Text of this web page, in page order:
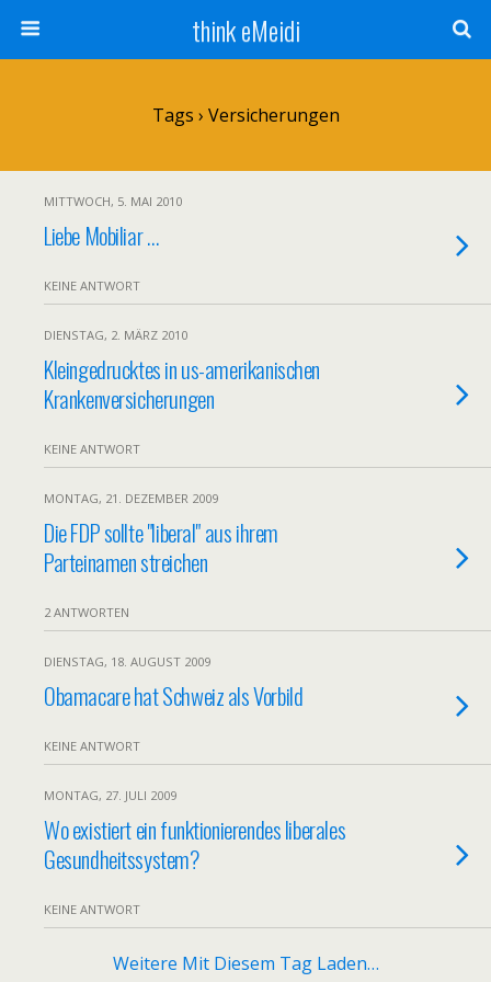
think eMeidi
Tags › Versicherungen
MITTWOCH, 5. MAI 2010
Liebe Mobiliar …
KEINE ANTWORT
DIENSTAG, 2. MÄRZ 2010
Kleingedrucktes in us-amerikanischen
Krankenversicherungen
KEINE ANTWORT
MONTAG, 21. DEZEMBER 2009
Die FDP sollte "liberal" aus ihrem
Parteinamen streichen
2 ANTWORTEN
DIENSTAG, 18. AUGUST 2009
Obamacare hat Schweiz als Vorbild
KEINE ANTWORT
MONTAG, 27. JULI 2009
Wo existiert ein funktionierendes liberales
Gesundheitssystem?
KEINE ANTWORT
Weitere Mit Diesem Tag Laden…